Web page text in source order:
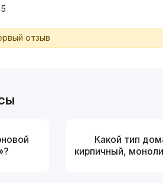
отзыв
Какой тип
кирпичный,